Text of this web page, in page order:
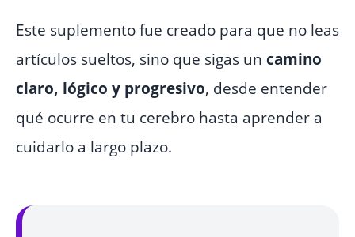
Este suplemento fue creado para que no leas
artículos sueltos, sino que sigas un camino
claro, lógico y progresivo, desde entender
qué ocurre en tu cerebro hasta aprender a
cuidarlo a largo plazo.